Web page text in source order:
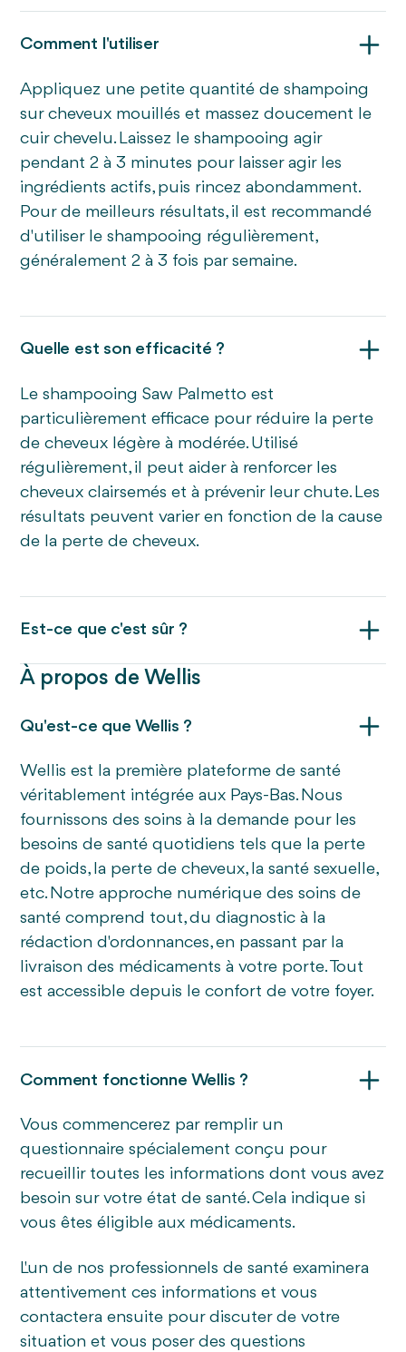
Comment l'utiliser
Appliquez une petite quantité de shampoing
sur cheveux mouillés et massez doucement le
cuir chevelu. Laissez le shampooing agir
pendant 2 à 3 minutes pour laisser agir les
ingrédients actifs, puis rincez abondamment.
Pour de meilleurs résultats, il est recommandé
d'utiliser le shampooing régulièrement,
généralement 2 à 3 fois par semaine.
Quelle est son efficacité ?
Le shampooing Saw Palmetto est
particulièrement efficace pour réduire la perte
de cheveux légère à modérée. Utilisé
régulièrement, il peut aider à renforcer les
cheveux clairsemés et à prévenir leur chute. Les
résultats peuvent varier en fonction de la cause
de la perte de cheveux.
Est-ce que c'est sûr ?
À propos de Wellis
Qu'est-ce que Wellis ?
Wellis est la première plateforme de santé
véritablement intégrée aux Pays-Bas. Nous
fournissons des soins à la demande pour les
besoins de santé quotidiens tels que la perte
de poids, la perte de cheveux, la santé sexuelle,
etc. Notre approche numérique des soins de
santé comprend tout, du diagnostic à la
rédaction d'ordonnances, en passant par la
livraison des médicaments à votre porte. Tout
est accessible depuis le confort de votre foyer.
Comment fonctionne Wellis ?
Vous commencerez par remplir un
questionnaire spécialement conçu pour
recueillir toutes les informations dont vous avez
besoin sur votre état de santé. Cela indique si
vous êtes éligible aux médicaments.
L'un de nos professionnels de santé examinera
attentivement ces informations et vous
contactera ensuite pour discuter de votre
situation et vous poser des questions